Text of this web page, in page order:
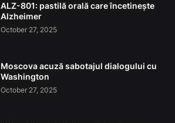
ALZ-801: pastilă orală care încetinește
Alzheimer
October 27, 2025
Moscova acuză sabotajul dialogului cu
Washington
October 27, 2025